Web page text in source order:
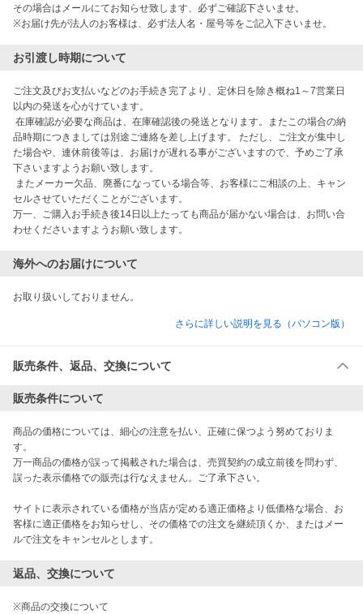
その場合はメールにてお知らせ致します、必ずご確認下さいませ。
※お届け先が法人のお客様は、必ず法人名・屋号等をご記入下さいませ。
お引渡し時期について
ご注文及びお支払いなどのお手続き完了より、定休日を除き概ね1～7営業日
以内の発送を心がけています。
品時期につきましては別途ご連絡を差し上げます。 ただし、ご注文が集中し
た場合や、連休前後等は、お届けが遅れる事がございますので、予めご了承
下さいますようお願い致します。
セルさせていただくことがございます。
万一、ご購入お手続き後14日以上たっても商品が届かない場合は、お問い合
わせくださいますようお願い致します。
海外へのお届けについて
お取り扱いしておりません。
さらに詳しい説明を見る（パソコン版）
販売条件、返品、交換について
販売条件について
商品の価格については、細心の注意を払い、正確に保つよう努めておりま
す。
万一商品の価格が誤って掲載された場合は、売買契約の成立前後を問わず、
誤った表示価格での販売は行なえません。ご了承下さい。
サイトに表示されている価格が当店が定める適正価格より低価格な場合、お
客様に適正価格をお知らせし、その価格での注文を継続頂くか、またはメー
ルで注文をキャンセルとします。
返品、交換について
※商品の交換について